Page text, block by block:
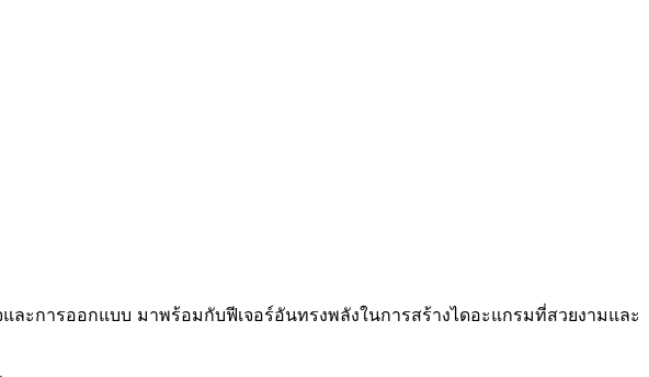
ะการออกแบบ มาพร้อมกับฟีเจอร์อันทรงพลังในการสร้างไดอะแกรมที่สวยงามและ